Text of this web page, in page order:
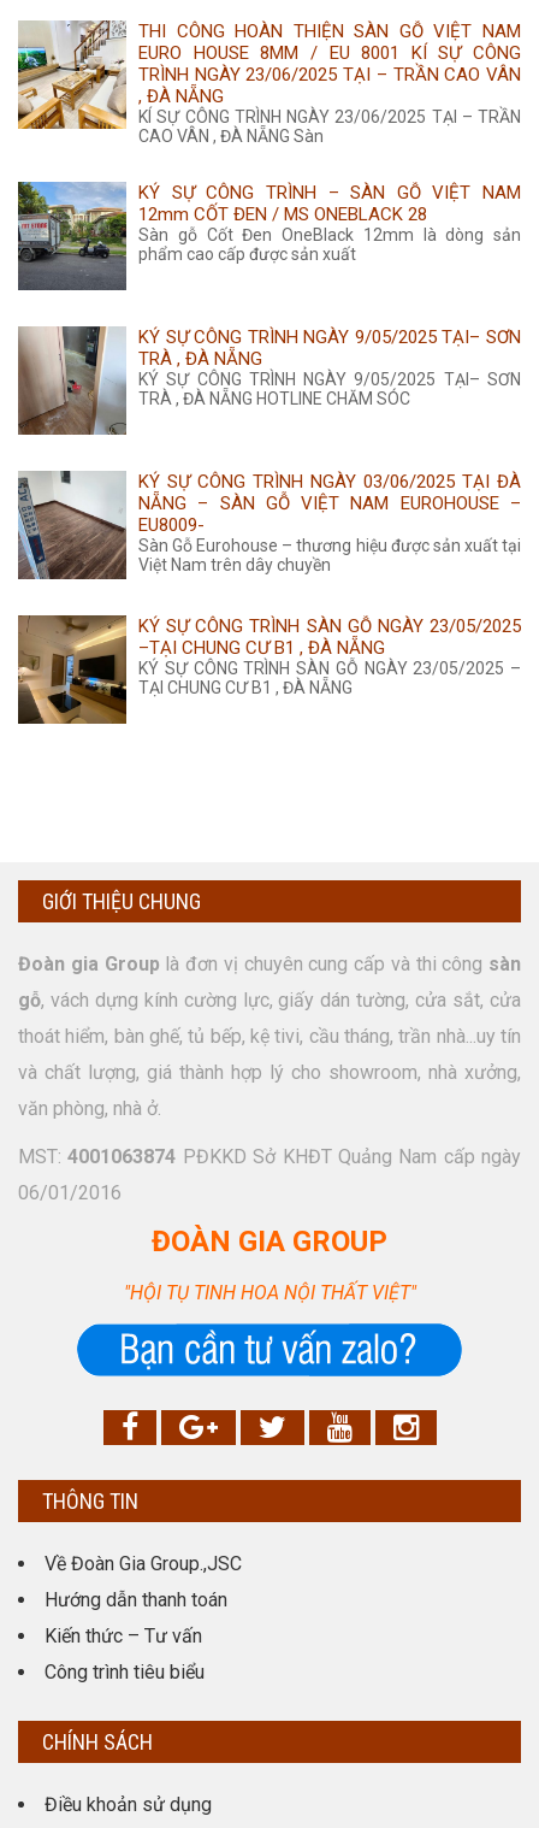
285.000 ₫.
THI CÔNG HOÀN THIỆN SÀN GỖ VIỆT NAM
EURO HOUSE 8MM / EU 8001 KÍ SỰ CÔNG
TRÌNH NGÀY 23/06/2025 TẠI – TRẦN CAO VÂN
, ĐÀ NẴNG
KÍ SỰ CÔNG TRÌNH NGÀY 23/06/2025 TẠI – TRẦN
CAO VÂN , ĐÀ NẴNG Sàn
KÝ SỰ CÔNG TRÌNH – SÀN GỖ VIỆT NAM
12mm CỐT ĐEN / MS ONEBLACK 28
Sàn gỗ Cốt Đen OneBlack 12mm là dòng sản
phẩm cao cấp được sản xuất
KÝ SỰ CÔNG TRÌNH NGÀY 9/05/2025 TẠI– SƠN
TRÀ , ĐÀ NẴNG
KÝ SỰ CÔNG TRÌNH NGÀY 9/05/2025 TẠI– SƠN
TRÀ , ĐÀ NẴNG HOTLINE CHĂM SÓC
KÝ SỰ CÔNG TRÌNH NGÀY 03/06/2025 TẠI ĐÀ
NẴNG – SÀN GỖ VIỆT NAM EUROHOUSE –
EU8009-
Sàn Gỗ Eurohouse – thương hiệu được sản xuất tại
Việt Nam trên dây chuyền
KÝ SỰ CÔNG TRÌNH SÀN GỖ NGÀY 23/05/2025
–TẠI CHUNG CƯ B1 , ĐÀ NẴNG
KÝ SỰ CÔNG TRÌNH SÀN GỖ NGÀY 23/05/2025 –
TẠI CHUNG CƯ B1 , ĐÀ NẴNG
GIỚI THIỆU CHUNG
Đoàn gia Group là đơn vị chuyên cung cấp và thi công sàn
gỗ, vách dựng kính cường lực, giấy dán tường, cửa sắt, cửa
thoát hiểm, bàn ghế, tủ bếp, kệ tivi, cầu tháng, trần nhà...uy tín
và chất lượng, giá thành hợp lý cho showroom, nhà xưởng,
văn phòng, nhà ở.
MST:4001063874 PĐKKD Sở KHĐT Quảng Nam cấp ngày
06/01/2016
ĐOÀN GIA GROUP
"HỘI TỤ TINH HOA NỘI THẤT VIỆT"
THÔNG TIN
Về Đoàn Gia Group.,JSC
Hướng dẫn thanh toán
Kiến thức – Tư vấn
Công trình tiêu biểu
CHÍNH SÁCH
Điều khoản sử dụng